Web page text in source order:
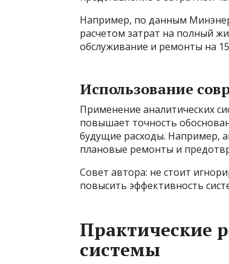
Например, по данным
расчетом затрат на полный
обслуживание и ремонты на
Использование
Применение аналитических
повышает точность
будущие расходы. Например,
плановые ремонты и
Совет автора: не стоит
повысить эффективность
Практические
системы